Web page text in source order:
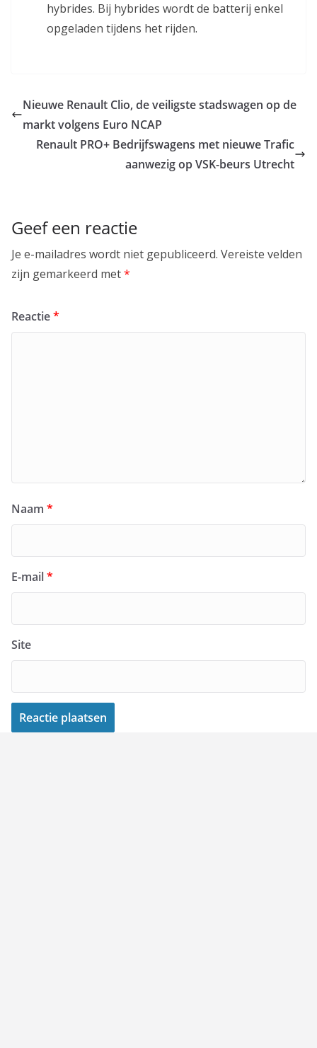
hybrides. Bij hybrides wordt de batterij enkel
opgeladen tijdens het rijden.
Nieuwe Renault Clio, de veiligste stadswagen op de
markt volgens Euro NCAP
Renault PRO+ Bedrijfswagens met nieuwe Trafic
aanwezig op VSK-beurs Utrecht
Geef een reactie
Je e-mailadres wordt niet gepubliceerd. Vereiste velden
zijn gemarkeerd met*
Reactie*
Naam *
E-mail*
Site